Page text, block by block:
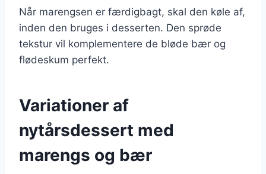
Når marengsen er færdigbagt, skal den køle af,
inden den bruges i desserten. Den sprøde
tekstur vil komplementere de bløde bær og
flødeskum perfekt.
Variationer af
nytårsdessert med
marengs og bær